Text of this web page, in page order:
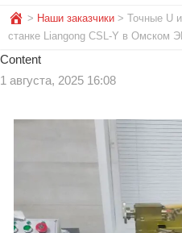
> Наши заказчики > Точные U
станке Liangong CSL-Y в Омском
Сontent
1 августа, 2025 16:08